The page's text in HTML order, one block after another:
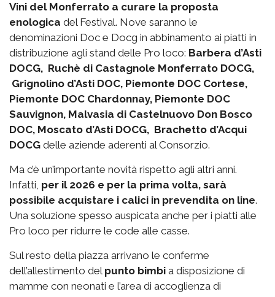
Vini del Monferrato a curare la proposta
enologica del Festival. Nove saranno le
denominazioni Doc e Docg in abbinamento ai piatti in
distribuzione agli stand delle Pro loco: Barbera d’Asti
DOCG, Ruchè di Castagnole Monferrato DOCG,
Grignolino d’Asti DOC, Piemonte DOC Cortese,
Piemonte DOC Chardonnay, Piemonte DOC
Sauvignon, Malvasia di Castelnuovo Don Bosco
DOC, Moscato d’Asti DOCG, Brachetto d’Acqui
DOCG delle aziende aderenti al Consorzio.
Ma c’è un’importante novità rispetto agli altri anni.
Infatti, per il 2026 e per la prima volta, sarà
possibile acquistare i calici in prevendita on line.
Una soluzione spesso auspicata anche per i piatti alle
Pro loco per ridurre le code alle casse.
Sul resto della piazza arrivano le conferme
dell’allestimento del punto bimbi a disposizione di
mamme con neonati e l’area di accoglienza di